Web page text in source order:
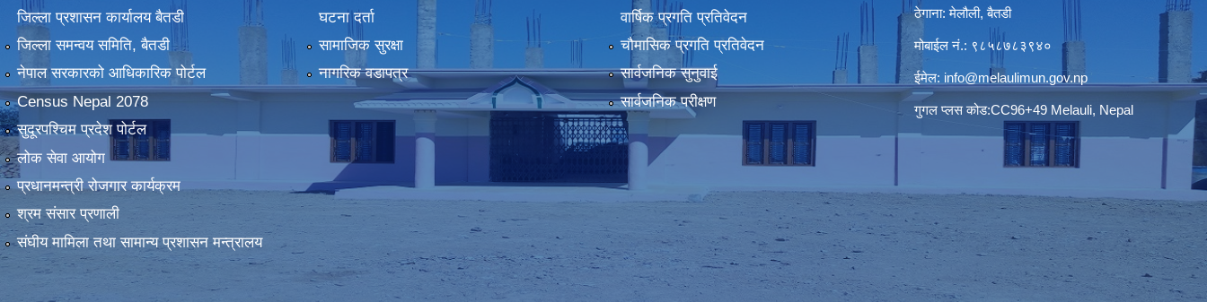
जिल्ला प्रशासन कार्यालय बैतडी
जिल्ला समन्वय समिति, बैतडी
नेपाल सरकारको आधिकारिक पोर्टल
Census Nepal 2078
सुदूरपश्चिम प्रदेश पोर्टल
लोक सेवा आयोग
प्रधानमन्त्री रोजगार कार्यक्रम
श्रम संसार प्रणाली
संघीय मामिला तथा सामान्य प्रशासन मन्त्रालय
घटना दर्ता
सामाजिक सुरक्षा
नागरिक वडापत्र
वार्षिक प्रगति प्रतिवेदन
चौमासिक प्रगति प्रतिवेदन
सार्वजनिक सुनुवाई
सार्वजनिक परीक्षण
ठेगाना: मेलौली, बैतडी
मोबाईल नं.: ९८५८७८३९४०
ईमेल: info@melaulimun.gov.np
गुगल प्लस कोड:CC96+49 Melauli, Nepal